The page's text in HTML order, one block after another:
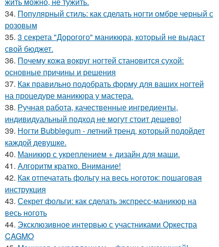
34. Популярный стиль: как сделать ногти омбре черный с
розовым
35. 3 секрета "Дорогого" маникюра, который не выдаст
свой бюджет.
36. Почему кожа вокруг ногтей становится сухой:
основные причины и решения
37. Как правильно подобрать форму для ваших ногтей
на процедуре маникюра у мастера.
38. Ручная работа, качественные ингредиенты,
индивидуальный подход не могут стоит дешево!
39. Ногти Bubblegum - летний тренд, который подойдет
каждой девушке.
40. Маникюр с укреплением + дизайн для маши.
41. Алгоритм кратко. Внимание!
42. Как отпечатать фольгу на весь ноготок: пошаговая
инструкция
43. Секрет фольги: как сделать экспресс-маникюр на
весь ноготь
44. Эксклюзивное интервью с участниками Оркестра
CAGMO